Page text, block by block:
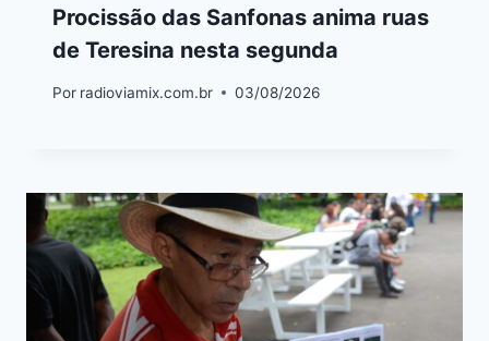
Procissão das Sanfonas anima ruas
de Teresina nesta segunda
Por radioviamix.com.br 03/08/2026